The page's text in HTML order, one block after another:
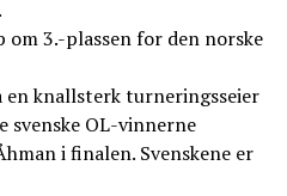
om 3.-plassen for den norske
knallsterk turneringsseier
svenske OL-vinnerne
i finalen. Svenskene er